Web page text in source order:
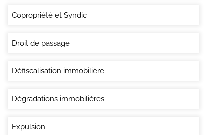
Copropriété et Syndic
Droit de passage
Défiscalisation immobilière
Dégradations immobilières
Expulsion